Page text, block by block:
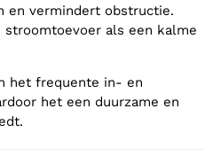
en vermindert obstructie.
stroomtoevoer als een kalme
het frequente in- en
het een duurzame en